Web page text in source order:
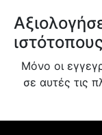
ιστότοπους
Μόνο οι
σε αυτές τις